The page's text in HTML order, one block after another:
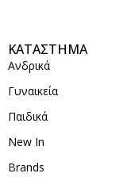
ΚΑΤΑΣΤΗΜΑ
Ανδρικά
Γυναικεία
Παιδικά
New In
Brands